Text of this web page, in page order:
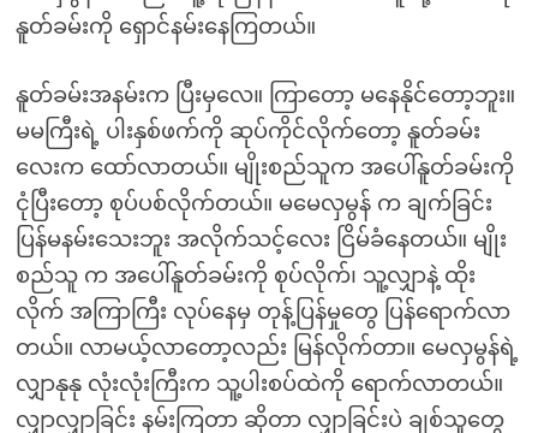
နူတ်ခမ်းကို ရှောင်နမ်းနေကြတယ်။
နူတ်ခမ်းအနမ်းက ပြီးမှလေ။ ကြာတော့ မနေနိုင်တော့ဘူး။
မမကြီးရဲ့ ပါးနှစ်ဖက်ကို ဆုပ်ကိုင်လိုက်တော့ နူတ်ခမ်း
လေးက ထော်လာတယ်။ မျိုးစည်သူက အပေါ်နူတ်ခမ်းကို
ငုံပြီးတော့ စုပ်ပစ်လိုက်တယ်။ မမေလှမွန် က ချက်ခြင်း
ပြန်မနမ်းသေးဘူး အလိုက်သင့်လေး ငြိမ်ခံနေတယ်။ မျိုး
စည်သူ က အပေါ်နူတ်ခမ်းကို စုပ်လိုက်၊ သူ့လျှာနဲ့ ထိုး
လိုက် အကြာကြီး လုပ်နေမှ တုန့်ပြန်မှုတွေ ပြန်ရောက်လာ
တယ်။ လာမယ့်လာတော့လည်း မြန်လိုက်တာ။ မေလှမွန်ရဲ့
လျှာနုနု လုံးလုံးကြီးက သူ့ပါးစပ်ထဲကို ရောက်လာတယ်။
လျှာလျှာခြင်း နမ်းကြတာ ဆိုတာ လျှာခြင်းပဲ ချစ်သူတွေ